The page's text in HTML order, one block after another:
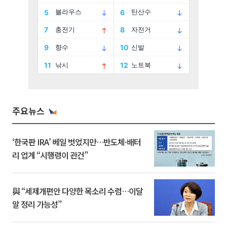
주요뉴스
‘한국판 IRA’ 베일 벗었지만…반도체·배터
리 업계 “시행령이 관건”
與 “세제개편안 다양한 목소리 수렴…이달
말 정리 가능성”